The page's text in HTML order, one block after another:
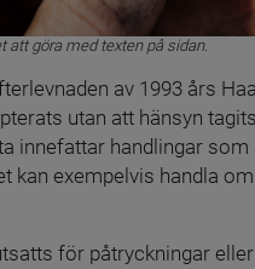
att göra med texten på sidan.
av 1993 års
utan att hänsyn
innefattar handlingar
kan exempelvis handla
för påtryckningar